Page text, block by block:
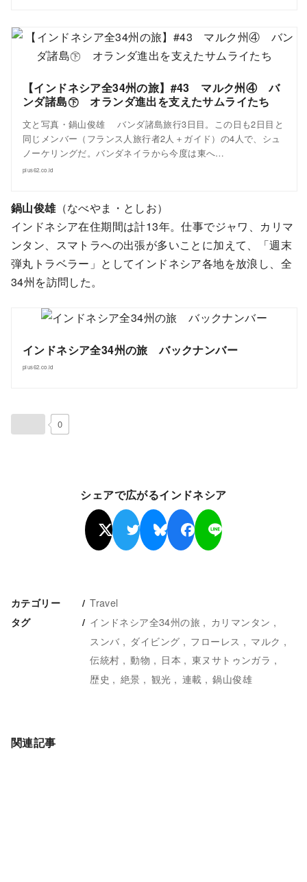
【インドネシア全34州の旅】#43 マルク州④ バ
ンダ諸島㊦ オランダ進出を支えたサムライたち
文と写真・鍋山俊雄 バンダ諸島旅行3日目。この日も2日目と
同じメンバー（フランス人旅行者2人＋ガイド）の4人で、シュ
ノーケリングだ。バンダネイラから今度は東へ…
plus62.co.id
鍋山俊雄（なべやま・としお）
インドネシア在住期間は計13年。仕事でジャワ、カリマ
ンタン、スマトラへの出張が多いことに加えて、「週末
弾丸トラベラー」としてインドネシア各地を放浪し、全
34州を訪問した。
インドネシア全34州の旅 バックナンバー
plus62.co.id
0
シェアで広がるインドネシア
カテゴリー Travel
タグ インドネシア全34州の旅
カリマンタン
スンバ
ダイビング フローレス
マルク
伝統村
動物 日本
東ヌサトゥンガラ
歴史
絶景 観光 連載 鍋山俊雄
関連記事